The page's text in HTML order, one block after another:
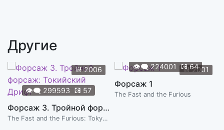
Just The Tip
Candy Skull
PAUL WILEY
Hallway
PAUL WILEY
Другие
📆2006
👁️‍🗨️ 299593 💽 57
Форсаж 3. Тройной форсаж: Токийский Дрифт
The Fast and the Furious: Tokyo Drift
📆2001
👁️‍🗨️224001 💽64
Форсаж 1
The Fast and the Furious